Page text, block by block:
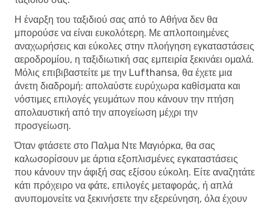
Η έναρξη του ταξιδιού σας από το Αθήνα δεν θα
μπορούσε να είναι ευκολότερη. Με απλοποιημένες
αναχωρήσεις και εύκολες στην πλοήγηση εγκαταστάσεις
αεροδρομίου, η ταξιδιωτική σας εμπειρία ξεκινάει ομαλά.
Μόλις επιβιβαστείτε με την Lufthansa, θα έχετε μια
άνετη διαδρομή: απολαύστε ευρύχωρα καθίσματα και
νόστιμες επιλογές γευμάτων που κάνουν την πτήση
απολαυστική από την απογείωση μέχρι την
προσγείωση.
Όταν φτάσετε στο Παλμα Ντε Μαγιόρκα, θα σας
καλωσορίσουν με άρτια εξοπλισμένες εγκαταστάσεις
που κάνουν την άφιξή σας εξίσου εύκολη. Είτε αναζητάτε
κάτι πρόχειρο να φάτε, επιλογές μεταφοράς, ή απλά
ανυπομονείτε να ξεκινήσετε την εξερεύνηση, όλα έχουν